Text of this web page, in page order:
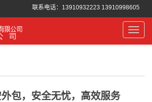
联系电话：13910932223 13910998605
包，安全无忧，高效服务